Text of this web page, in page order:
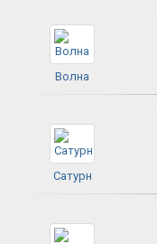
Волна
Сатурн